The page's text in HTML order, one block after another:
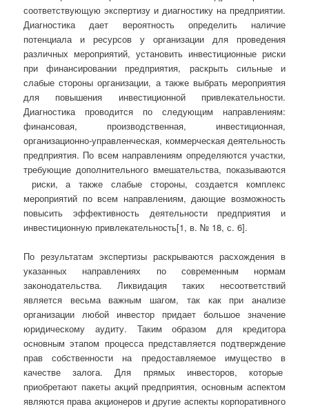
соответствующую экспертизу и диагностику на предприятии.
Диагностика дает вероятность определить наличие
потенциала и ресурсов у организации для проведения
различных мероприятий, установить инвестиционные риски
при финансировании предприятия, раскрыть сильные и
слабые стороны организации, а также выбрать мероприятия
для повышения инвестиционной привлекательности.
Диагностика проводится по следующим направлениям:
финансовая, производственная, инвестиционная,
организационно-управленческая, коммерческая деятельность
предприятия. По всем направлениям определяются участки,
требующие дополнительного вмешательства, показываются
риски, а также слабые стороны, создается комплекс
мероприятий по всем направлениям, дающие возможность
повысить эффективность деятельности предприятия и
инвестиционную привлекательность[1, в. № 18, с. 6].
По результатам экспертизы раскрываются расхождения в
указанных направлениях по современным нормам
законодательства. Ликвидация таких несоответствий
является весьма важным шагом, так как при анализе
организации любой инвестор придает большое значение
юридическому аудиту. Таким образом для кредитора
основным этапом процесса представляется подтверждение
прав собственности на предоставляемое имущество в
качестве залога. Для прямых инвесторов, которые
приобретают пакеты акций предприятия, основным аспектом
являются права акционеров и другие аспекты корпоративного